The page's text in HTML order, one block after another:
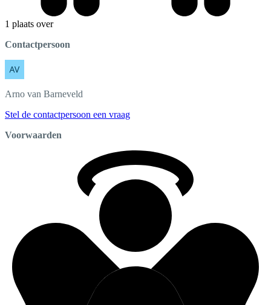
1 plaats over
Contactpersoon
Arno van Barneveld
Stel de contactpersoon een vraag
Voorwaarden